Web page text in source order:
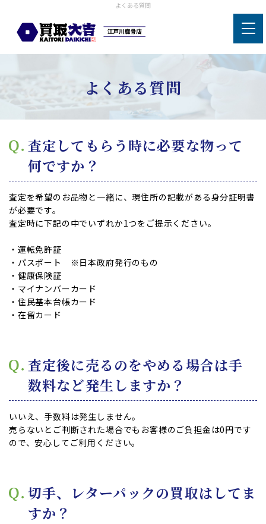
よくある質問
よくある質問
査定してもらう時に必要な物って
何ですか？
査定を希望のお品物と一緒に、現住所の記載がある身分証明書
が必要です。
査定時に下記の中でいずれか1つをご提示ください。
・運転免許証
・パスポート ※日本政府発行のもの
・健康保険証
・マイナンバーカード
・住民基本台帳カード
・在留カード
査定後に売るのをやめる場合は手
数料など発生しますか？
いいえ、手数料は発生しません。
売らないとご判断された場合でもお客様のご負担金は0円です
ので、安心してご利用ください。
切手、レターパックの買取はしてま
すか？